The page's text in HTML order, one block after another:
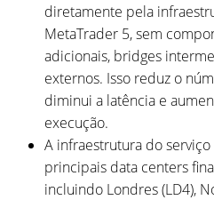
diretamente pela
MetaTrader 5, sem
adicionais, bridges
externos. Isso reduz o
diminui a latência e
execução.
A infraestrutura do
principais data centers
incluindo Londres (LD4),